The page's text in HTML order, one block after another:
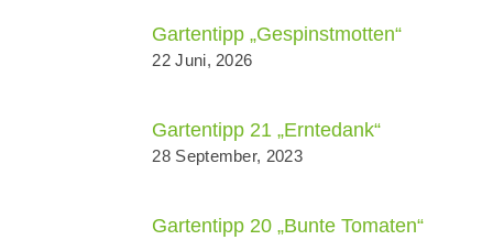
Gartentipp „Gespinstmotten“
22 Juni, 2026
Gartentipp 21 „Erntedank“
28 September, 2023
Gartentipp 20 „Bunte Tomaten“